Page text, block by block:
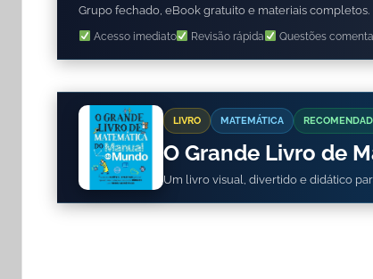
Grupo fechado, eBook gratuito e materiais completos.
Acesso imediato Revisão rápida Questões
LIVRO MATEMÁTICA
O Grande Livro de
Um livro visual, divertido e didático